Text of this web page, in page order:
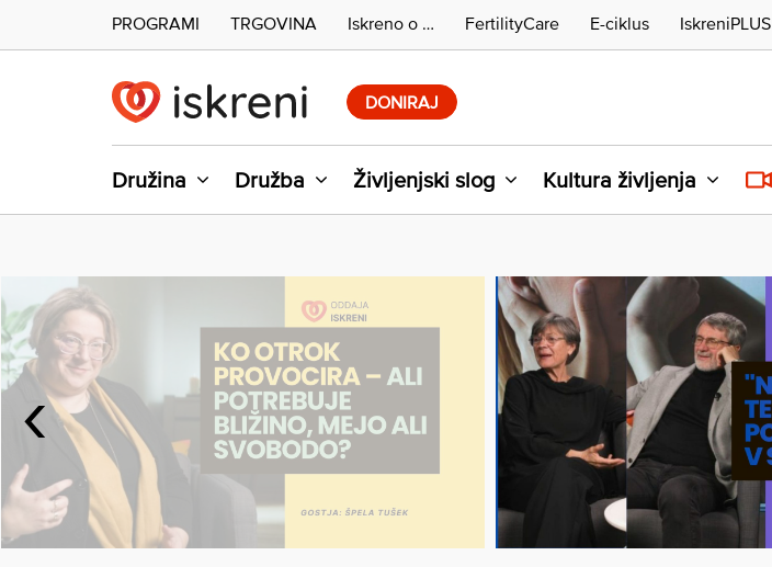
DONIRAJ
Družina Družba Življenjski slog Kultura življenja
PROGRAMI TRGOVINA Iskreno o … FertilityCare E-ciklus IskreniPLUS
‹